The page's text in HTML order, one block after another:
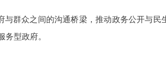
与群众之间的沟通桥梁，推动政务公开与
务型政府。